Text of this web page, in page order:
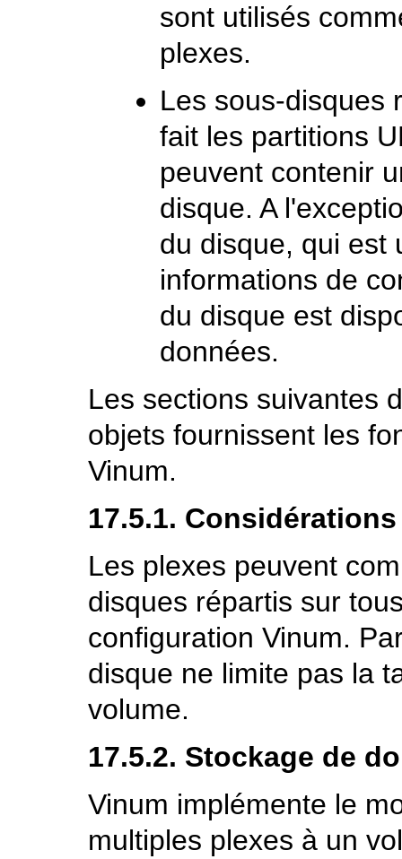
sont utilisés
plexes.
Les sous-disques
fait les partitions
peuvent contenir
disque. A
du disque, qui est
informations de
du disque est
données.
Les sections suivantes
objets fournissent les
Vinum.
17.5.1.
Les plexes peuvent
disques répartis sur
configuration Vinum.
disque ne limite pas la
volume.
17.5.2. Stockage de
Vinum implémente le
multiples plexes à un